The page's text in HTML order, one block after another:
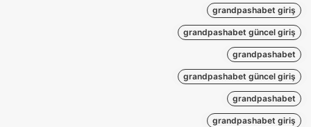
grandpashabet giriş
grandpashabet güncel giriş
grandpashabet
grandpashabet güncel giriş
grandpashabet
grandpashabet giriş